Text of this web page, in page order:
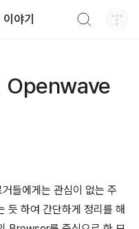
야기
Openwave
들에게는 관심이 없는 주
듯 하여 간단하게 정리를 해